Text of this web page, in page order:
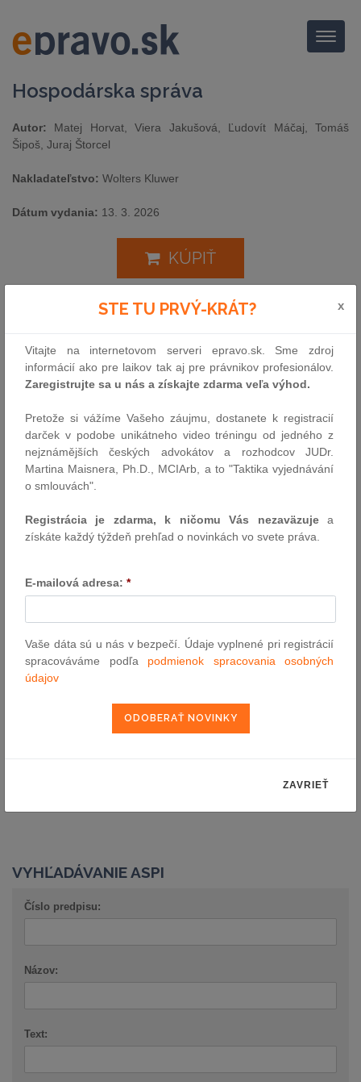
Menu
Hospodárska správa
Autor: Matej Horvat, Viera Jakušová, Ľudovít Máčaj, Tomáš
Šipoš, Juraj Štorcel
Nakladateľstvo: Wolters Kluwer
Dátum vydania: 13. 3. 2026
KÚPIŤ
Učebnica „Hospodárska správa“ je textom určeným primárne pre
ktorí ho môžu využiť pri výučbe povinne voliteľného predmetu
hospodárska správa zaradenom v bakalárskom študijnom
programe. Hospodárska správa je z pohľadu právnej teórie
sebe kombinuje tak hmotnoprávnu úpravu, ako aj
procesnoprávnu úpravu. Autorský kolektív pozostávajúci z
odborníkov z právnej teórie, ako aj právnej praxe sa zameral na
vysvetlenie základných právnych inštitútov súvisiacich s
jednotlivými úsekmi, ktoré tvoria hospodársku správu, a ktorý je
ako celok, ako aj jeho jednotlivé súčasti. Učebnica preto po
svojom všeobecnom úvode vysvetľuje aj konkrétne
správu daní.
náročného predmetu hospodárskej správy a stane sa dobrým
partnerom pre všetkých, ktorí sa zaujímajú o túto problematiku.
E‑kniha je publikovaná v platforme ASPI Akadémia, ktorá otvára
dvere k rozsiahlej databázy viac ako 600 odborných monografií.
Prejdite na stránku ASPI Akadémia.
VYHĽADÁVANIE ASPI
Číslo predpisu:
Názov:
Text:
STE TU PRVÝ-KRÁT? x
Vitajte na internetovom serveri epravo.sk. Sme zdroj
informácií ako pre laikov tak aj pre právnikov profesionálov.
Zaregistrujte sa u nás a získajte zdarma veľa výhod.
Pretože si vážíme Vašeho záujmu, dostanete k registracií
darček v podobe unikátneho video tréningu od jedného z
nejznámějších českých advokátov a rozhodcov JUDr.
Martina Maisnera, Ph.D., MCIArb, a to "Taktika vyjednávání
o smlouvách".
Registrácia je zdarma, k ničomu Vás nezaväzujea
získáte každý týždeň prehľad o novinkách vo svete práva.
E-mailová adresa: *
Vaše dáta sú u nás v bezpečí. Údaje vyplnené pri registrácií
spracováváme podľa podmienok spracovania osobných
údajov
ZAVRIEŤ